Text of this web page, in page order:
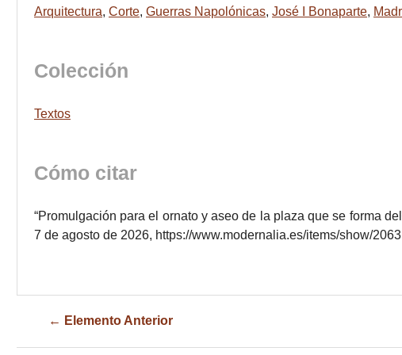
Arquitectura, Corte, Guerras Napolónicas, José I Bonaparte,
Colección
Textos
Cómo citar
“Promulgación para el ornato y aseo de la plaza que se forma
7 de agosto de 2026, https://www.modernalia.es/items/show/2063
← Elemento Anterior